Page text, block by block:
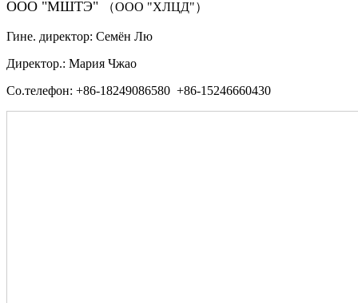
ООО "МШТЭ" （ООО "ХЛЦД"）
Гине. директор: Семён Лю
Директор.: Мария Чжао
Со.телефон: +86-18249086580 +86-15246660430